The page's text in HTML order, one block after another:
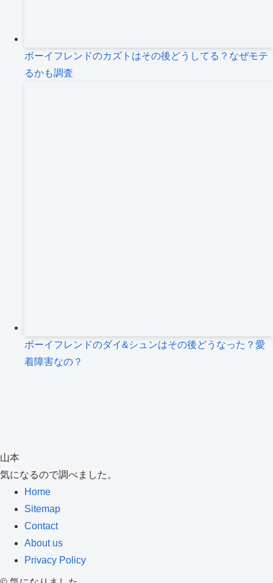
ボーイフレンドのカズトはその後どうしてる？なぜモテ
るかも調査
ボーイフレンドのダイ&シュンはその後どうなった？愛
着障害なの？
山本
気になるので調べました。
Home
Sitemap
Contact
About us
Privacy Policy